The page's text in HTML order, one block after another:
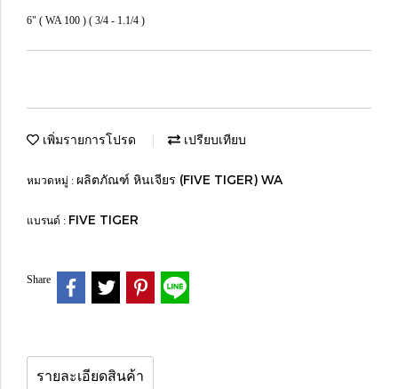
6" ( WA 100 ) ( 3/4 - 1.1/4 )
เพิ่มรายการโปรด เปรียบเทียบ
หมวดหมู่ : ผลิตภัณฑ์ หินเจียร (FIVE TIGER) WA
แบรนด์ : FIVE TIGER
Share
รายละเอียดสินค้า